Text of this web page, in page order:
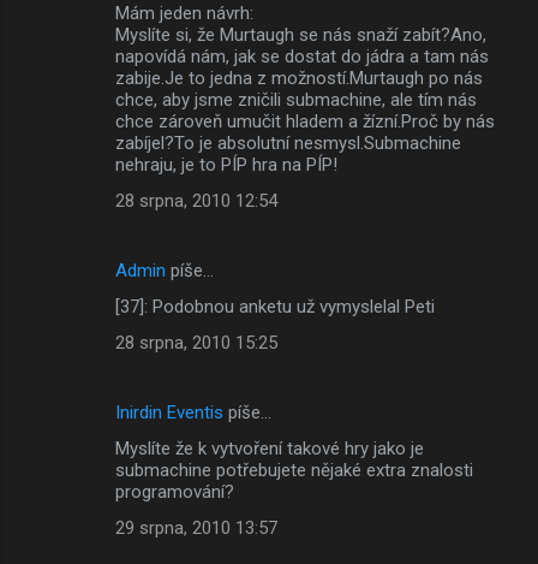
Mám jeden návrh:
Myslíte si, že Murtaugh se nás snaží zabít?Ano,
napovídá nám, jak se dostat do jádra a tam nás
zabije.Je to jedna z možností.Murtaugh po nás
chce, aby jsme zničili submachine, ale tím nás
chce zároveň umučit hladem a žízní.Proč by nás
zabíjel?To je absolutní nesmysl.Submachine
nehraju, je to PÍP hra na PÍP!
28 srpna, 2010 12:54
Admin píše…
[37]: Podobnou anketu už vymyslelal Peti
28 srpna, 2010 15:25
Inirdin Eventis píše…
Myslíte že k vytvoření takové hry jako je
submachine potřebujete nějaké extra znalosti
programování?
29 srpna, 2010 13:57